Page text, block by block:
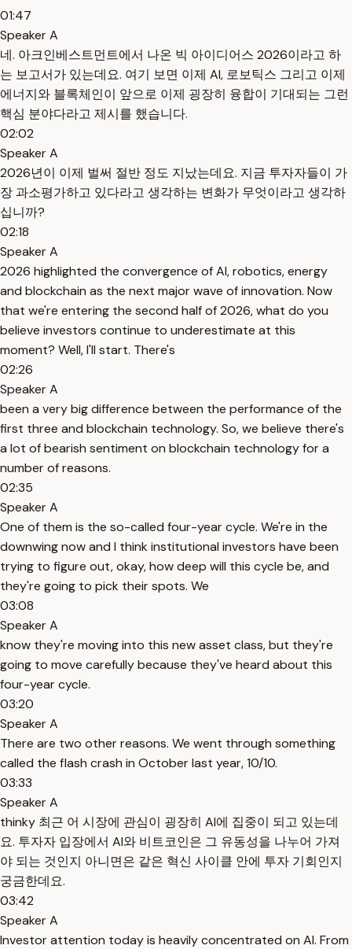
01:47
Speaker A
네. 아크인베스트먼트에서 나온 빅 아이디어스 2026이라고 하
는 보고서가 있는데요. 여기 보면 이제 AI, 로보틱스 그리고 이제
에너지와 블록체인이 앞으로 이제 굉장히 융합이 기대되는 그런
핵심 분야다라고 제시를 했습니다.
02:02
Speaker A
2026년이 이제 벌써 절반 정도 지났는데요. 지금 투자자들이 가
장 과소평가하고 있다라고 생각하는 변화가 무엇이라고 생각하
십니까?
02:18
Speaker A
2026 highlighted the convergence of AI, robotics, energy
and blockchain as the next major wave of innovation. Now
that we're entering the second half of 2026, what do you
believe investors continue to underestimate at this
moment? Well, I'll start. There's
02:26
Speaker A
been a very big difference between the performance of the
first three and blockchain technology. So, we believe there's
a lot of bearish sentiment on blockchain technology for a
number of reasons.
02:35
Speaker A
One of them is the so-called four-year cycle. We're in the
downwing now and I think institutional investors have been
trying to figure out, okay, how deep will this cycle be, and
they're going to pick their spots. We
03:08
Speaker A
know they're moving into this new asset class, but they're
going to move carefully because they've heard about this
four-year cycle.
03:20
Speaker A
There are two other reasons. We went through something
called the flash crash in October last year, 10/10.
03:33
Speaker A
thinky 최근 어 시장에 관심이 굉장히 AI에 집중이 되고 있는데
요. 투자자 입장에서 AI와 비트코인은 그 유동성을 나누어 가져
야 되는 것인지 아니면은 같은 혁신 사이클 안에 투자 기회인지
궁금한데요.
03:42
Speaker A
Investor attention today is heavily concentrated on AI. From